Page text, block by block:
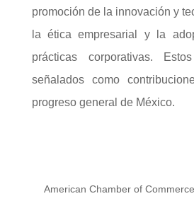
promoción de la innovación y
la ética empresarial y la
prácticas corporativas.
señalados como
progreso general de México.
American Chamber of